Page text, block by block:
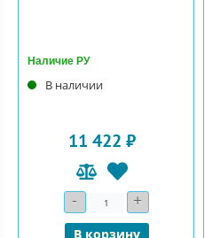
Наличие РУ
В наличии
11 422 ₽
- Количество+
В корзину